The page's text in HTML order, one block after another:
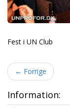
Fest i UN Club
← Forrige
Information: